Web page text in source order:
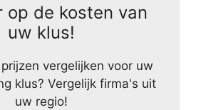
op de kosten van
uw klus!
vergelijken voor uw
klus? Vergelijk firma's uit
uw regio!